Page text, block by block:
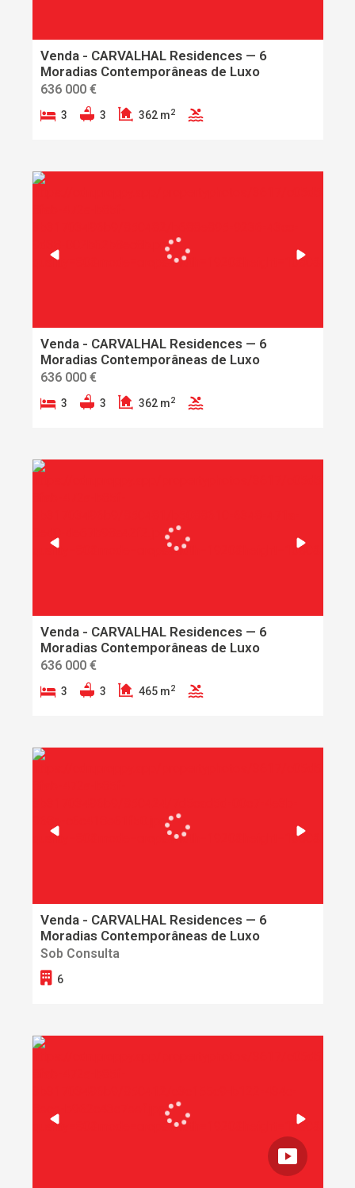
Venda - CARVALHAL Residences — 6
Moradias Contemporâneas de Luxo
636 000 €
3 3 362 m2
Venda - CARVALHAL Residences — 6
Moradias Contemporâneas de Luxo
636 000 €
3 3 362 m2
Venda - CARVALHAL Residences — 6
Moradias Contemporâneas de Luxo
636 000 €
3 3 465 m2
Venda - CARVALHAL Residences — 6
Moradias Contemporâneas de Luxo
Sob Consulta
6